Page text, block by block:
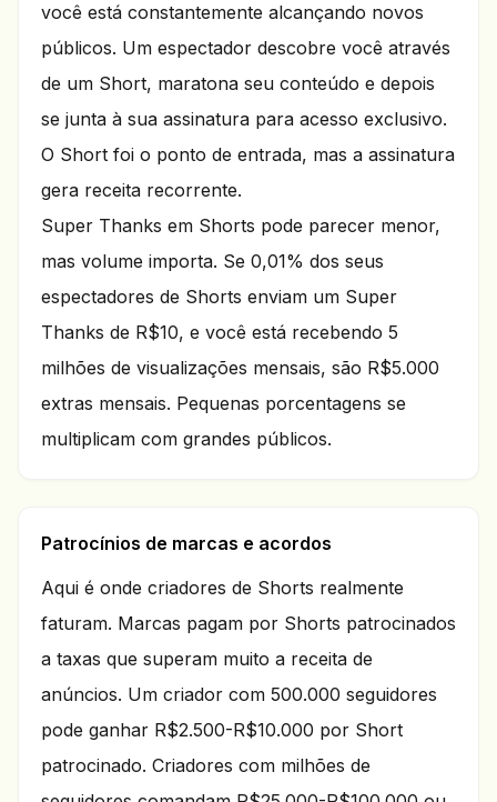
você está constantemente alcançando novos
públicos. Um espectador descobre você através
de um Short, maratona seu conteúdo e depois
se junta à sua assinatura para acesso exclusivo.
O Short foi o ponto de entrada, mas a assinatura
gera receita recorrente.
Super Thanks em Shorts pode parecer menor,
mas volume importa. Se 0,01% dos seus
espectadores de Shorts enviam um Super
Thanks de R$10, e você está recebendo 5
milhões de visualizações mensais, são R$5.000
extras mensais. Pequenas porcentagens se
multiplicam com grandes públicos.
Patrocínios de marcas e acordos
Aqui é onde criadores de Shorts realmente
faturam. Marcas pagam por Shorts patrocinados
a taxas que superam muito a receita de
anúncios. Um criador com 500.000 seguidores
pode ganhar R$2.500-R$10.000 por Short
patrocinado. Criadores com milhões de